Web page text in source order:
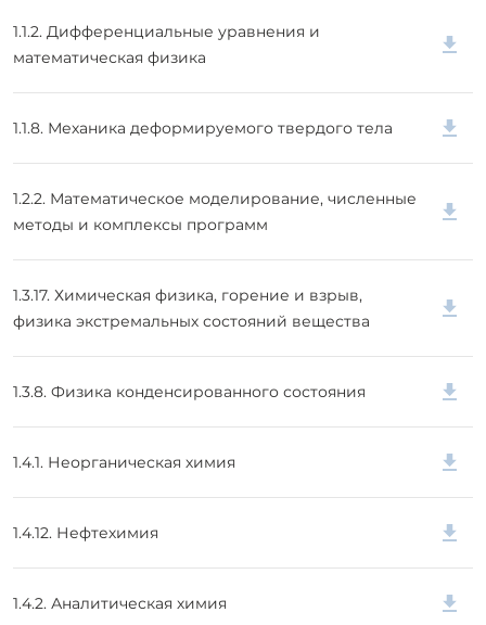
1.1.2. Дифференциальные уравнения и
математическая физика
1.1.8. Механика деформируемого твердого тела
1.2.2. Математическое моделирование, численные
методы и комплексы программ
1.3.17. Химическая физика, горение и взрыв,
физика экстремальных состояний вещества
1.3.8. Физика конденсированного состояния
1.4.1. Неорганическая химия
1.4.12. Нефтехимия
1.4.2. Аналитическая химия